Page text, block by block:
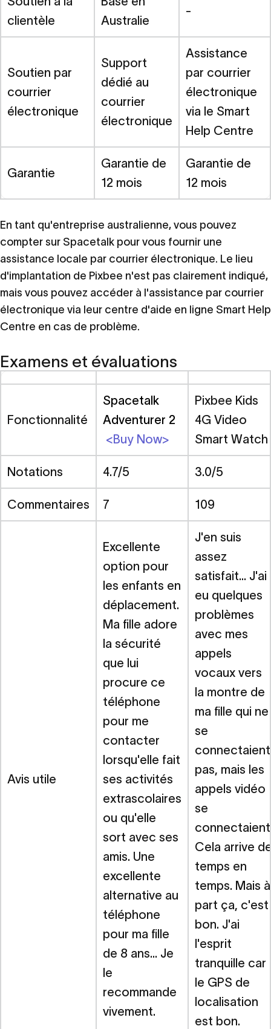
clientèle
Australie
-
Soutien par
courrier
électronique
Support
dédié au
courrier
électronique
Assistance
par courrier
électronique
via le Smart
Help Centre
Garantie
Garantie de
12 mois
Garantie de
12 mois
En tant qu'entreprise australienne, vous pouvez
compter sur Spacetalk pour vous fournir une
assistance locale par courrier électronique. Le lieu
d'implantation de Pixbee n'est pas clairement indiqué,
mais vous pouvez accéder à l'assistance par courrier
électronique via leur centre d'aide en ligne Smart Help
Centre en cas de problème.
Examens et évaluations
Fonctionnalité
Spacetalk
Adventurer 2
<Buy Now>
Pixbee Kids
4G Video
Smart Watch
Notations 4.7/5 3.0/5
Commentaires 7 109
Avis utile
Excellente
option pour
les enfants en
déplacement.
Ma fille adore
la sécurité
que lui
procure ce
téléphone
pour me
contacter
lorsqu'elle fait
ses activités
extrascolaires
ou qu'elle
sort avec ses
amis. Une
excellente
alternative au
téléphone
pour ma fille
de 8 ans... Je
le
recommande
vivement.
J'en suis
assez
satisfait... J'ai
eu quelques
problèmes
avec mes
appels
vocaux vers
la montre de
ma fille qui ne
se
connectaient
pas, mais les
appels vidéo
se
Cela arrive
temps en
temps. Mais à
part ça, c'est
bon. J'ai
l'esprit
tranquille car
le GPS de
localisation
est bon.